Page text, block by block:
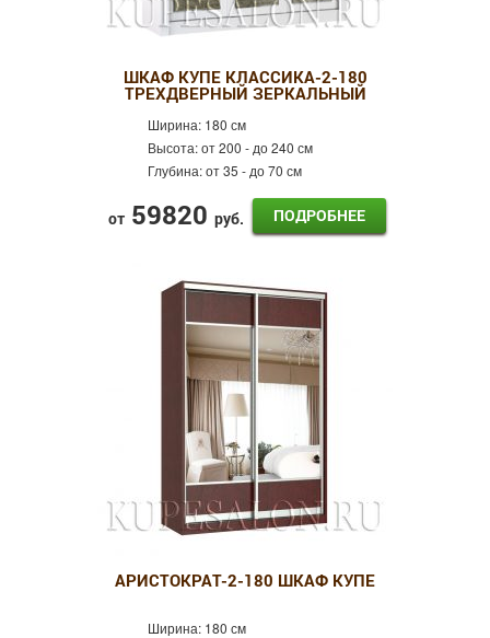
ШКАФ КУПЕ КЛАССИКА-2-180
ТРЕХДВЕРНЫЙ ЗЕРКАЛЬНЫЙ
Ширина: 180 см
Высота:от 200 - до 240 см
Глубина:от 35 - до 70 см
от 59820 руб. ПОДРОБНЕЕ
АРИСТОКРАТ-2-180 ШКАФ КУПЕ
Ширина: 180 см